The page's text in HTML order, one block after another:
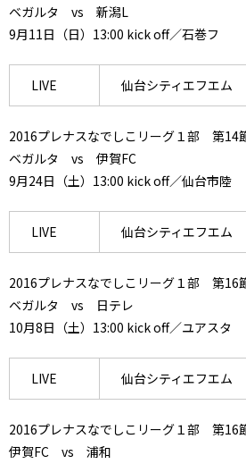
ベガルタ vs 新潟L
9月11日（日）13:00 kick off／石巻フ
LIVE 仙台シティエフエム
2016プレナスなでしこリーグ１部 第14
ベガルタ vs 伊賀FC
9月24日（土）13:00 kick off／仙台市陸
LIVE 仙台シティエフエム
2016プレナスなでしこリーグ１部 第16
ベガルタ vs 日テレ
10月8日（土）13:00 kick off／ユアスタ
LIVE 仙台シティエフエム
2016プレナスなでしこリーグ１部 第16
伊賀FC vs 浦和